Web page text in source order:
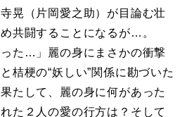
晃（片岡愛之助）が目論む壮
共闘することになるが…。
った…」麗の身にまさかの衝撃
桔梗の“妖しい”関係に勘づいた
たして、麗の身に何があった
た２人の愛の行方は？そして